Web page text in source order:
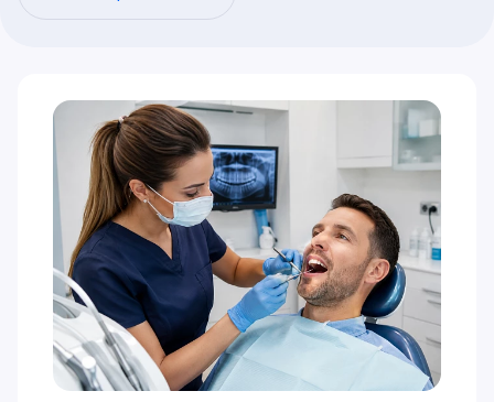
вмешательство — от небольшой реставрации до
тотальной имплантации — проводится не хаотично,
а с математически выверенным учетом работы
височно-нижнечелюстного сустава (ВНЧС) и
окклюзии.
Цифровая ортопедия и нейромышечный баланс:
Протезирование (виниры, коронки, капы, All-on-
4/6) не просто восстанавливает эстетику, а
перезапускает физиологичную работу всей
зубочелюстной системы.
Сложная хирургия и имплантация:
Удаление
ретинированных зубов, костная пластика, синус-